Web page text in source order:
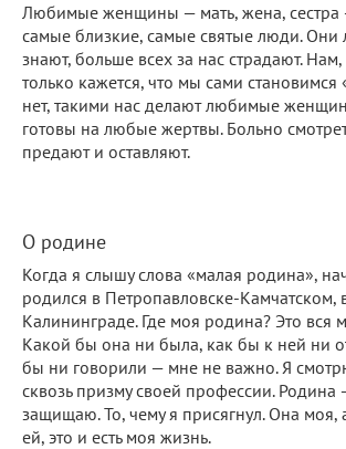
Любимые женщины — мать, жена, сестра
самые близкие, самые святые люди. Они
знают, больше всех за нас страдают.
только кажется, что мы сами
нет, такими нас делают любимые
готовы на любые жертвы. Больно
предают и оставляют.
О родине
Когда я слышу слова «малая родина»,
родился в Петропавловске-Камчатском,
Калининграде. Где моя родина? Это вся
Какой бы она ни была, как бы к ней ни
бы ни говорили — мне не важно. Я
сквозь призму своей профессии. Родина
защищаю. То, чему я присягнул. Она моя,
ей, это и есть моя жизнь.